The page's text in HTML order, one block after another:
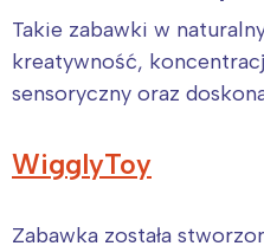
Takie zabawki w
kreatywność,
sensoryczny oraz
WigglyToy
Zabawka została